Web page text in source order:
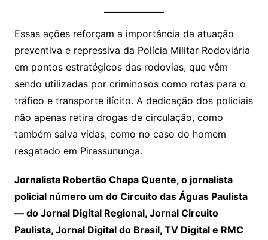
Essas ações reforçam a importância da atuação
preventiva e repressiva da Polícia Militar Rodoviária
em pontos estratégicos das rodovias, que vêm
sendo utilizadas por criminosos como rotas para o
tráfico e transporte ilícito. A dedicação dos policiais
não apenas retira drogas de circulação, como
também salva vidas, como no caso do homem
resgatado em Pirassununga.
Jornalista Robertão Chapa Quente, o jornalista
policial número um do Circuito das Águas Paulista
— do Jornal Digital Regional, Jornal Circuito
Paulista, Jornal Digital do Brasil, TV Digital e RMC